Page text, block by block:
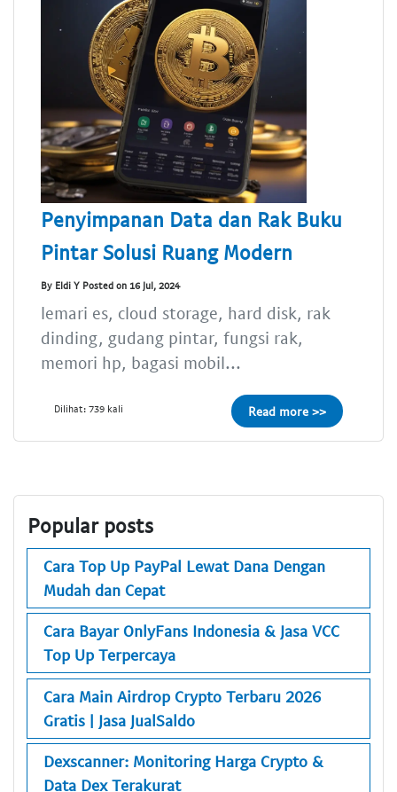
Penyimpanan Data dan Rak Buku
Pintar Solusi Ruang Modern
By Eldi Y Posted on 16 Jul, 2024
lemari es, cloud storage, hard disk, rak
dinding, gudang pintar, fungsi rak,
memori hp, bagasi mobil...
Dilihat: 739 kali Read more >>
Popular posts
Cara Top Up PayPal Lewat Dana Dengan
Mudah dan Cepat
Cara Bayar OnlyFans Indonesia & Jasa VCC
Top Up Terpercaya
Cara Main Airdrop Crypto Terbaru 2026
Gratis | Jasa JualSaldo
Dexscanner: Monitoring Harga Crypto &
Data Dex Terakurat